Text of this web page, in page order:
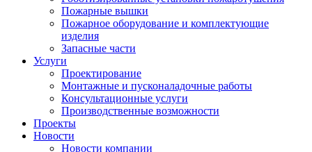
Пожарные вышки
Пожарное оборудование и комплектующие
изделия
Запасные части
Услуги
Проектирование
Монтажные и пусконаладочные работы
Консультационные услуги
Производственные возможности
Проекты
Новости
Новости компании